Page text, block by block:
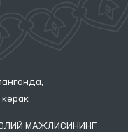
МАЖЛИСИНИНГ